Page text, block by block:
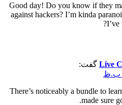
Good day! Do you know if they
against hackers? I’m kinda
I’ve
Live گفت:
There’s noticeably a bundle to
made sure